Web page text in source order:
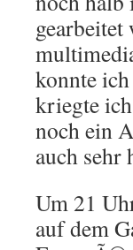
konnte
kriegte
noch ein
auch sehr
Um 21
auf dem